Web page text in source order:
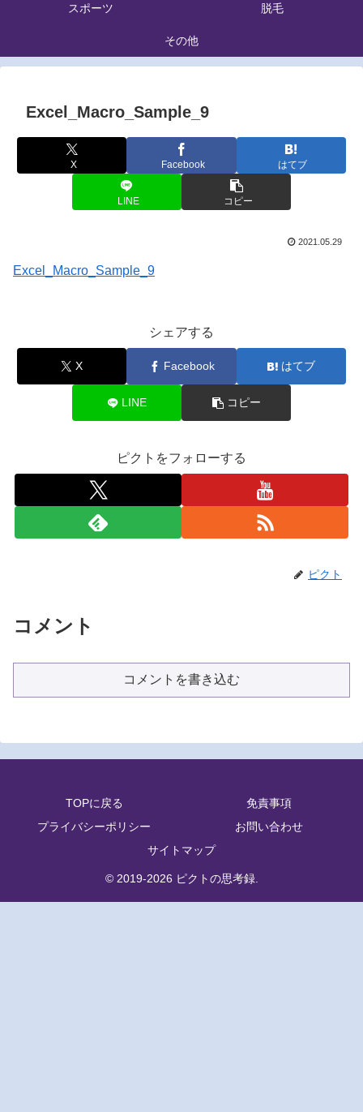
スポーツ 脱毛
その他
Excel_Macro_Sample_9
X Facebook はてブ
LINE コピー
2021.05.29
Excel_Macro_Sample_9
シェアする
X Facebook はてブ
LINE コピー
ピクトをフォローする
ピクト
コメント
コメントを書き込む
TOPに戻る
免責事項
プライバシーポリシー
お問い合わせ
サイトマップ
© 2019-2026 ピクトの思考録.